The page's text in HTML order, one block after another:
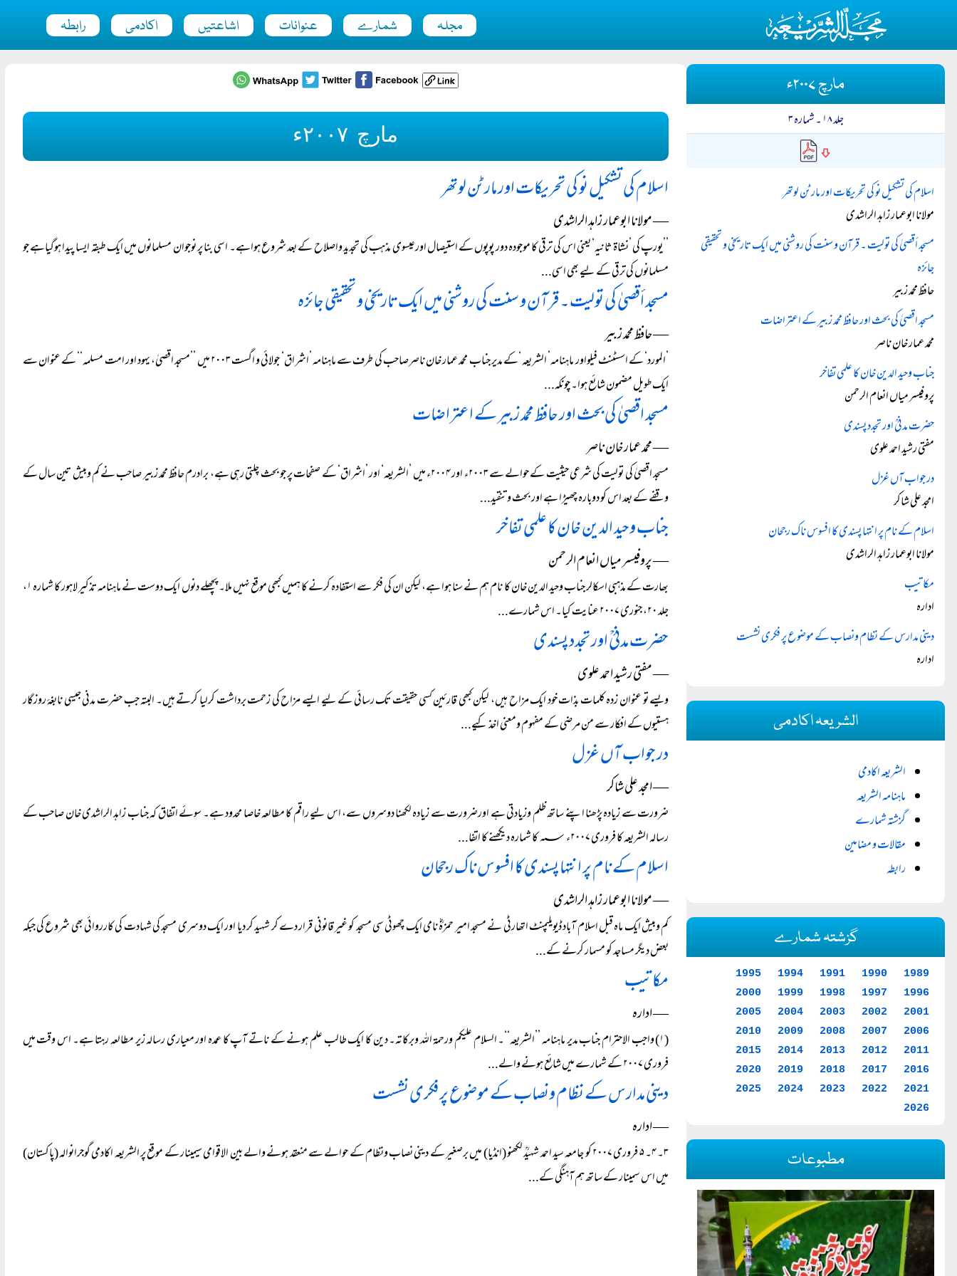
مجلہ شمارے عنوانات اشاعتیں اکادمی رابطہ
مارچ ۲۰۰۷ء
اسلام کی تشکیل نو کی تحریکات اور مارٹن لوتھر
― مولانا ابوعمار زاہد الراشدی
’’یورپ کی ’نشاۃ ثانیہ‘ یعنی اس کی ترقی کا موجودہ دور پوپوں کے استیصال اورعیسوی مذہب کی تجدید واصلاح کے بعد شروع ہواہے۔ اسی بنا پر نوجوان مسلمانوں میں ایک طبقہ ایسا پیدا ہوگیاہے جو
مسلمانوں کی ترقی کے لیے بھی اسی...
مسجد أقصیٰ کی تولیت ۔ قرآن و سنت کی روشنی میں ایک تاریخی و تحقیقی جائزہ
― حافظ محمد زبیر
’المورد‘ کے اسسٹنٹ فیلواور ماہنامہ’ الشریعہ ‘کے مدیر جناب محمد عمار خان ناصرصاحب کی طرف سے ماہنامہ ’اشراق‘ جولائی و اگست ۲۰۰۳ میں ’’مسجد اقصیٰ، یہود اور امت مسلمہ‘‘ کے عنوان سے
ایک طویل مضمون شائع ہوا۔ چونکہ...
مسجد اقصیٰ کی بحث اور حافظ محمد زبیر کے اعتراضات
― محمد عمار خان ناصر
مسجد اقصیٰ کی تولیت کی شرعی حیثیت کے حوالے سے ۲۰۰۳ء اور ۲۰۰۴ء میں ’الشریعہ‘ اور ’اشراق‘ کے صفحات پر جو بحث چلتی رہی ہے، برادرم حافظ محمد زبیر صاحب نے کم وبیش تین سال کے
وقفے کے بعد اس کو دوبارہ چھیڑا ہے اور بحث وتنقید...
جناب وحید الدین خان کا علمی تفاخر
― پروفیسر میاں انعام الرحمن
بھارت کے مذہبی اسکالر جناب وحید الدین خان کا نام ہم نے سنا ہوا ہے، لیکن ان کی فکر سے استفادہ کرنے کا ہمیں کبھی موقع نہیں ملا۔ پچھلے دنوں ایک دوست نے ماہنامہ تذکیر لاہور کا شمارہ ۱،
جلد ۲۰، جنوری ۲۰۰۷ عنایت کیا۔ اس شمارے...
حضرت مدنیؒ اور تجدد پسندی
― مفتی رشید احمد علوی
ویسے تو عنوان زدہ کلمات بذات خود ایک مزاح ہیں، لیکن کبھی قارئین کسی حقیقت تک رسائی کے لیے ایسے مزاح کی زحمت برداشت کرلیا کرتے ہیں۔ البتہ جب حضرت مدنی جیسی نابغۂ روزگار
ہستیوں کے افکار سے من مرضی کے مفہوم ومعنی اخذ کیے...
در جواب آں غزل
― امجد علی شاکر
ضرورت سے زیادہ پڑھنا اپنے ساتھ ظلم وزیادتی ہے اورضرورت سے زیادہ لکھنا دوسروں سے، اس لیے راقم کا مطالعہ خاصا محدود ہے۔ سوئے اتفاق کہ جناب زاہد الراشدی خان صاحب کے
رسالہ الشریعہ کا فروری ۲۰۰۷ء ؁ کا شمارہ دیکھنے کا اتفا...
اسلام کے نام پر انتہا پسندی کا افسوس ناک رجحان
― مولانا ابوعمار زاہد الراشدی
کم وبیش ایک ماہ قبل اسلام آباد ڈیویلپمنٹ اتھارٹی نے مسجد امیر حمزہؓ نامی ایک چھوٹی سی مسجد کو غیر قانونی قرار دے کر شہید کر دیا اور ایک دوسری مسجد کی شہادت کی کارروائی بھی شروع کی جبکہ
بعض دیگر مساجد کو مسمار کرنے کے...
مکاتیب
― ادارہ
(۱) واجب الاحترام جناب مدیر ماہنامہ ’’الشریعہ‘‘۔ السلام علیکم ورحمۃ اللہ وبرکاتہ۔ دین کا ایک طالب علم ہونے کے ناتے آپ کا عمدہ اور معیاری رسالہ زیر مطالعہ رہتا ہے۔ اس وقت میں
فروری ۲۰۰۷ کے شمارے میں شائع ہونے والے...
دینی مدارس کے نظام ونصاب کے موضوع پر فکری نشست
― ادارہ
۳۔ ۴۔ ۵ فروری ۲۰۰۷ کو جامعہ سید احمد شہیدؒ لکھنو (انڈیا) میں برصغیر کے دینی نصاب ونظام کے حوالے سے منعقد ہونے والے بین الاقوامی سیمینار کے موقع پر الشریعہ اکادمی گوجرانوالہ (پاکستان)
میں اس سمینار کے ساتھ ہم آہنگی کے...
مارچ ۲۰۰۷ء
جلد ۱۸ ۔ شمارہ ۳
اسلام کی تشکیل نو کی تحریکات اور مارٹن لوتھر
مولانا ابوعمار زاہد الراشدی
مسجد أقصیٰ کی تولیت ۔ قرآن و سنت کی روشنی میں ایک تاریخی و تحقیقی
جائزہ
حافظ محمد زبیر
مسجد اقصیٰ کی بحث اور حافظ محمد زبیر کے اعتراضات
محمد عمار خان ناصر
جناب وحید الدین خان کا علمی تفاخر
پروفیسر میاں انعام الرحمن
حضرت مدنیؒ اور تجدد پسندی
مفتی رشید احمد علوی
در جواب آں غزل
امجد علی شاکر
اسلام کے نام پر انتہا پسندی کا افسوس ناک رجحان
مولانا ابوعمار زاہد الراشدی
مکاتیب
ادارہ
دینی مدارس کے نظام ونصاب کے موضوع پر فکری نشست
ادارہ
الشریعہ اکادمی
الشریعہ اکادمی
ماہنامہ الشریعہ
گزشتہ شمارے
مقالات و مضامین
رابطہ
گزشتہ شمارے
1989
1990
1991
1994
1995
1996
1997
1998
1999
2000
2001
2002
2003
2004
2005
2006
2007
2008
2009
2010
2011
2012
2013
2014
2015
2016
2017
2018
2019
2020
2021
2022
2023
2024
2025
2026
مطبوعات